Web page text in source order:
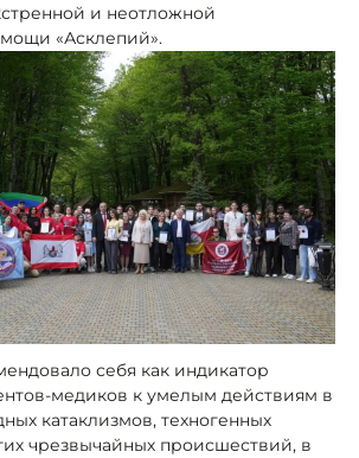
и неотложной
«Асклепий».
себя как индикатор
медиков к умелым действиям в
катаклизмов, техногенных
чрезвычайных происшествий, в